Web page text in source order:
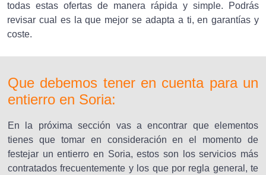
todas estas ofertas de manera rápida y simple. Podrás
revisar cual es la que mejor se adapta a ti, en garantías y
coste.
Que debemos tener en cuenta para un
entierro en Soria:
En la próxima sección vas a encontrar que elementos
tienes que tomar en consideración en el momento de
festejar un entierro en Soria, estos son los servicios más
contratados frecuentemente y los que por regla general, te